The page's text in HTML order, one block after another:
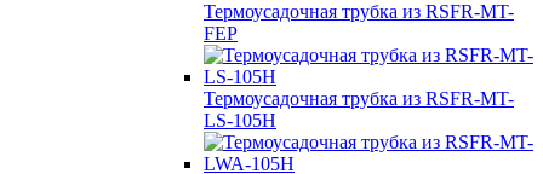
Термоусадочная трубка из RSFR-MT-
FEP
Термоусадочная трубка из RSFR-MT-
LS-105H